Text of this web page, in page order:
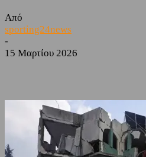
Από
sporting24news
-
15 Μαρτίου 2026